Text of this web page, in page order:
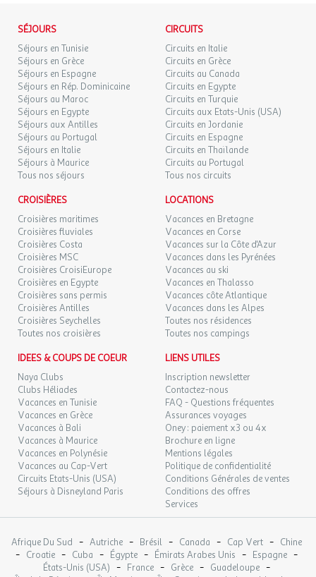
SÉJOURS
Séjours en Tunisie
Séjours en Grèce
Séjours en Espagne
Séjours en Rép. Dominicaine
Séjours au Maroc
Séjours en Egypte
Séjours aux Antilles
Séjours au Portugal
Séjours en Italie
Séjours à Maurice
Tous nos séjours
CIRCUITS
Circuits en Italie
Circuits en Grèce
Circuits au Canada
Circuits en Egypte
Circuits en Turquie
Circuits aux Etats-Unis (USA)
Circuits en Jordanie
Circuits en Espagne
Circuits en Thaïlande
Circuits au Portugal
Tous nos circuits
CROISIÈRES
Croisières maritimes
Croisières fluviales
Croisières Costa
Croisières MSC
Croisières CroisiEurope
Croisières en Egypte
Croisières sans permis
Croisières Antilles
Croisières Seychelles
Toutes nos croisières
LOCATIONS
Vacances en Bretagne
Vacances en Corse
Vacances sur la Côte d'Azur
Vacances dans les Pyrénées
Vacances au ski
Vacances en Thalasso
Vacances côte Atlantique
Vacances dans les Alpes
Toutes nos résidences
Toutes nos campings
IDEES & COUPS DE COEUR
Naya Clubs
Clubs Héliades
Vacances en Tunisie
Vacances en Grèce
Vacances à Bali
Vacances à Maurice
Vacances en Polynésie
Vacances au Cap-Vert
Circuits Etats-Unis (USA)
Séjours à Disneyland Paris
LIENS UTILES
Inscription newsletter
Contactez-nous
FAQ - Questions fréquentes
Assurances voyages
Oney : paiement x3 ou 4x
Brochure en ligne
Mentions légales
Politique de confidentialité
Conditions Générales de ventes
Conditions des offres
Services
Afrique Du Sud - Autriche - Brésil - Canada - Cap Vert - Chine
- Croatie - Cuba - Égypte - Émirats Arabes Unis - Espagne -
États-Unis (USA) - France - Grèce - Guadeloupe -